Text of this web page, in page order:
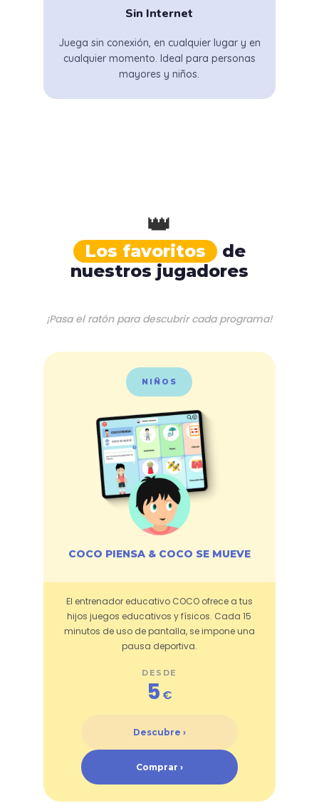
Sin Internet
Juega sin conexión, en cualquier lugar y en
cualquier momento. Ideal para personas
mayores y niños.
👑
Los favoritos de
nuestros jugadores
¡Pasa el ratón para descubrir cada programa!
NIÑOS
COCO PIENSA & COCO SE MUEVE
El entrenador educativo COCO ofrece a tus
hijos juegos educativos y físicos. Cada 15
minutos de uso de pantalla, se impone una
pausa deportiva.
DESDE
5 €
Descubre ›
Comprar ›